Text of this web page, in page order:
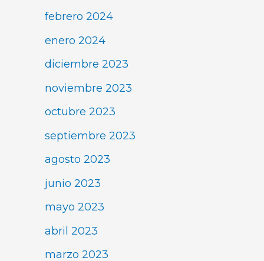
febrero 2024
enero 2024
diciembre 2023
noviembre 2023
octubre 2023
septiembre 2023
agosto 2023
junio 2023
mayo 2023
abril 2023
marzo 2023